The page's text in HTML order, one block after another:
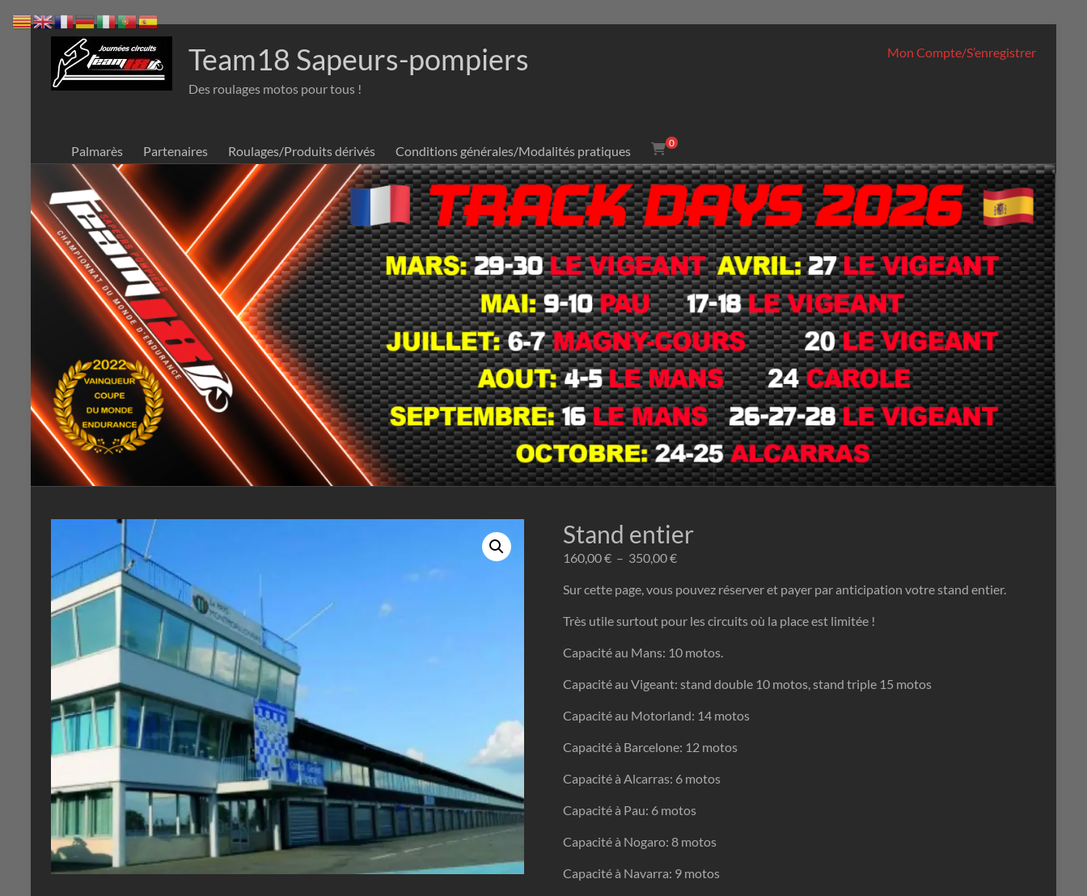
Aller
contenu
Team18 Sapeurs-pompiers
Des roulages motos pour tous !
Mon Compte/S’enregistrer
Palmarès Partenaires Roulages/Produits dérivés Conditions générales/Modalités pratiques
0
Stand entier
160,00€ – 350,00€Plage
prix :
160,00 €
350,00 €
Sur cette page, vous pouvez réserver et payer par anticipation votre stand entier.
Très utile surtout pour les circuits où la place est limitée !
Capacité au Mans: 10 motos.
Capacité au Vigeant: stand double 10 motos, stand triple 15 motos
Capacité au Motorland: 14 motos
Capacité à Barcelone: 12 motos
Capacité à Alcarras: 6 motos
Capacité à Pau: 6 motos
Capacité à Nogaro: 8 motos
Capacité à Navarra: 9 motos